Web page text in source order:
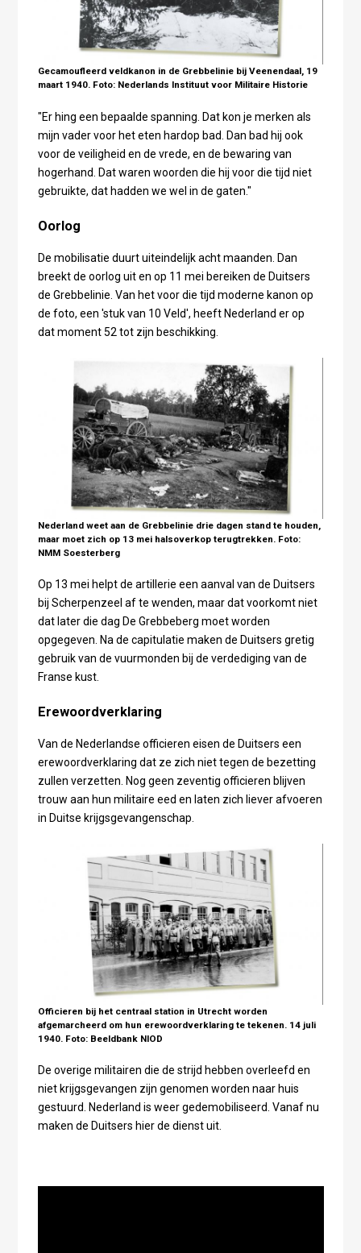
Gecamoufleerd veldkanon in de Grebbelinie bij Veenendaal, 19
maart 1940. Foto: Nederlands Instituut voor Militaire Historie
"Er hing een bepaalde spanning. Dat kon je merken als
mijn vader voor het eten hardop bad. Dan bad hij ook
voor de veiligheid en de vrede, en de bewaring van
hogerhand. Dat waren woorden die hij voor die tijd niet
gebruikte, dat hadden we wel in de gaten."
Oorlog
De mobilisatie duurt uiteindelijk acht maanden. Dan
breekt de oorlog uit en op 11 mei bereiken de Duitsers
de Grebbelinie. Van het voor die tijd moderne kanon op
de foto, een 'stuk van 10 Veld', heeft Nederland er op
dat moment 52 tot zijn beschikking.
Nederland weet aan de Grebbelinie drie dagen stand te houden,
maar moet zich op 13 mei halsoverkop terugtrekken. Foto:
NMM Soesterberg
Op 13 mei helpt de artillerie een aanval van de Duitsers
bij Scherpenzeel af te wenden, maar dat voorkomt niet
dat later die dag De Grebbeberg moet worden
opgegeven. Na de capitulatie maken de Duitsers gretig
gebruik van de vuurmonden bij de verdediging van de
Franse kust.
Erewoordverklaring
Van de Nederlandse officieren eisen de Duitsers een
erewoordverklaring dat ze zich niet tegen de bezetting
zullen verzetten. Nog geen zeventig officieren blijven
trouw aan hun militaire eed en laten zich liever afvoeren
in Duitse krijgsgevangenschap.
Officieren bij het centraal station in Utrecht worden
afgemarcheerd om hun erewoordverklaring te tekenen. 14 juli
1940. Foto: Beeldbank NIOD
De overige militairen die de strijd hebben overleefd en
niet krijgsgevangen zijn genomen worden naar huis
gestuurd. Nederland is weer gedemobiliseerd. Vanaf nu
maken de Duitsers hier de dienst uit.